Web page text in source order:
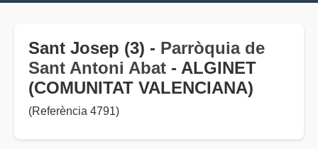
Sant Josep (3) - Parròquia de
Sant Antoni Abat - ALGINET
(COMUNITAT VALENCIANA)
(Referència 4791)